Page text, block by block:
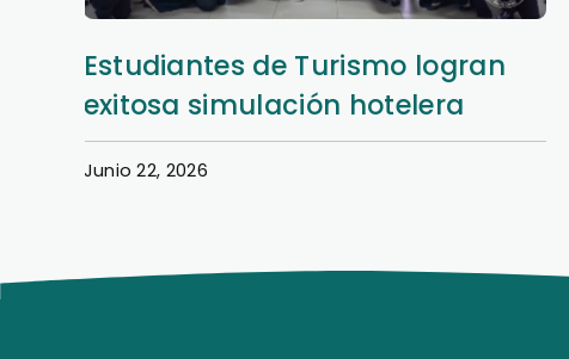
Así se vivió la Semana Hotelera
en la Filial San Lorenzo
Junio 22, 2026